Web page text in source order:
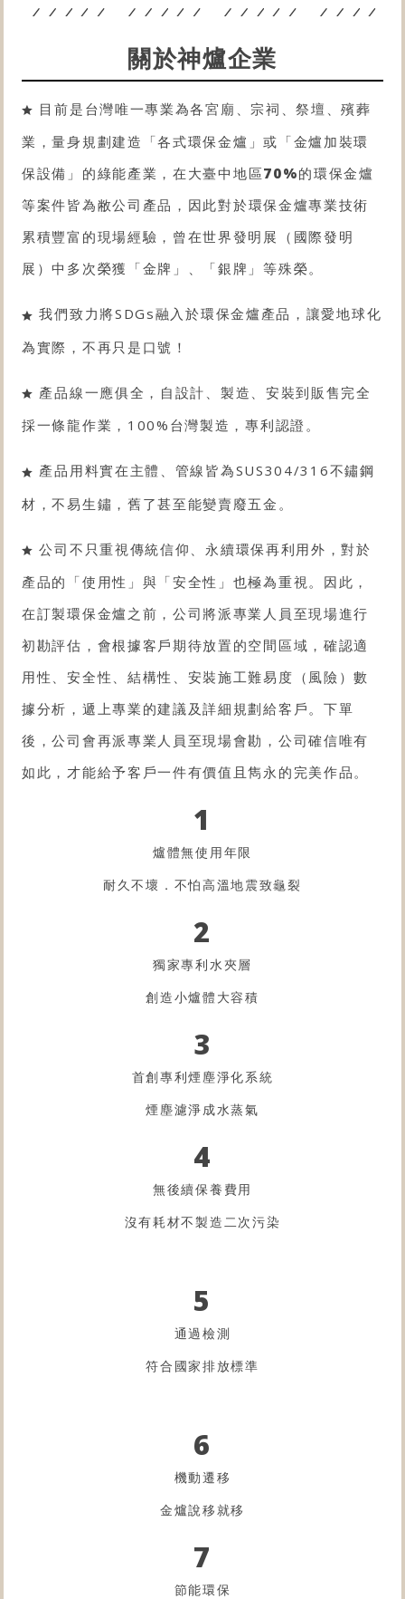
關於神爐企業
目前是台灣唯一專業為各宮廟、宗祠、祭壇、殯葬
業，量身規劃建造「各式環保金爐 」或「金爐 加裝環
保設備 」的綠能產業，在大臺中地區70%的環保金爐
等案件皆為敝公司產品，因此對於環保金爐專業技術
累積豐富的現場經驗，曾在世界發明展（國際發明
展）中多次榮獲「金牌」、「銀牌」等殊榮。
我們致力將SDGs融入於環保金爐產品，讓愛地球化
為實際，不再只是口號！
產品線一應俱全，自設計、製造、安裝到販售完全
採一條龍作業，100%台灣製造，專利認證。
產品用料實在主體、管線皆為SUS304/316不鏽鋼
材，不易生鏽，舊了甚至能變賣廢五金。
公司不只重視傳統信仰、永續環保再利用外，對於
產品的「使用性」與「安全性」也極為重視。因此，
在訂製環保金爐之前，公司將派專業人員至現場進行
初勘評估，會根據客戶期待放置的空間區域，確認適
用性、安全性、結構性、安裝施工難易度（風險）數
據分析，遞上專業的建議及詳細規劃給客戶。下單
後，公司會再派專業人員至現場會勘，公司確信唯有
如此，才能給予客戶一件有價值且雋永的完美作品。
1
爐體無使用年限
耐久不壞．不怕高溫地震致龜裂
2
獨家專利水夾層
創造小爐體大容積
3
首創專利煙塵淨化系統
煙塵濾淨成水蒸氣
4
無後續保養費用
沒有耗材不製造二次污染
5
通過檢測
符合國家排放標準
6
機動遷移
金爐說移就移
7
節能環保